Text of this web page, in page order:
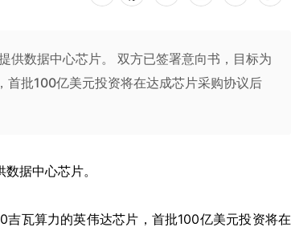
供数据中心芯片。 双方已签署意向书，目标为
批100亿美元投资将在达成芯片采购协议后
据中心芯片。
吉瓦算力的英伟达芯片，首批100亿美元投资将在